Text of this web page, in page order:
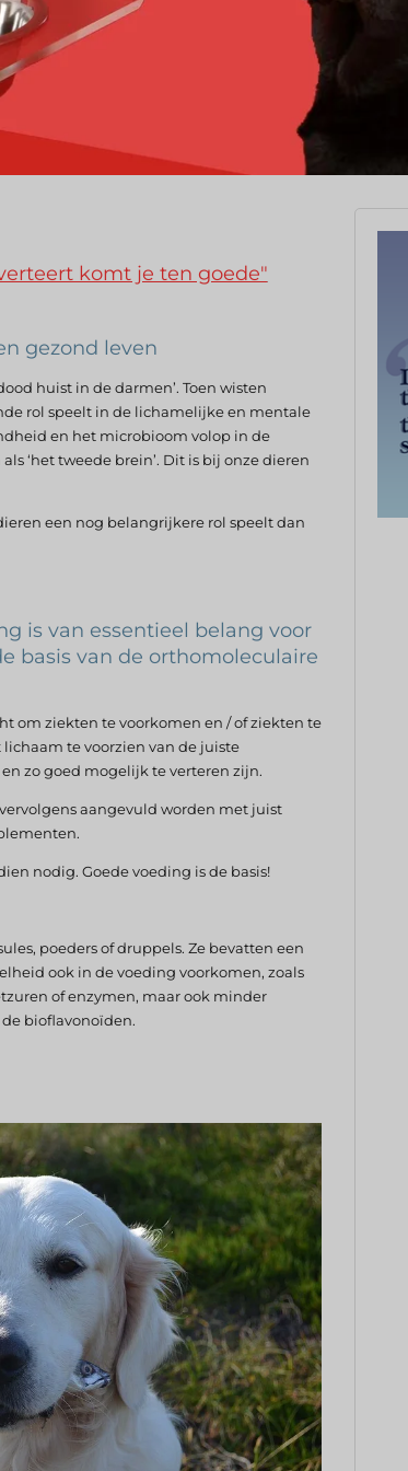
komt je ten goede"
gezond leven
huist in de darmen’. Toen wisten
rol speelt in de lichamelijke en mentale
en het microbioom volop in de
‘het tweede brein’. Dit is bij onze dieren
een nog belangrijkere rol speelt dan
is van essentieel belang voor
basis van de orthomoleculaire
om ziekten te voorkomen en / of ziekten te
te voorzien van de juiste
zo goed mogelijk te verteren zijn.
aangevuld worden met juist
nodig. Goede voeding is de basis!
poeders of druppels. Ze bevatten een
ook in de voeding voorkomen, zoals
of enzymen, maar ook minder
bioflavonoïden.